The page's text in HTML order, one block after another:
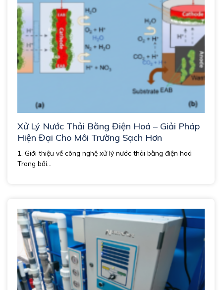
Xử Lý Nước Thải Bằng Điện Hoá – Giải Pháp
Hiện Đại Cho Môi Trường Sạch Hơn
1. Giới thiệu về công nghệ xử lý nước thải bằng điện hoá
Trong bối...